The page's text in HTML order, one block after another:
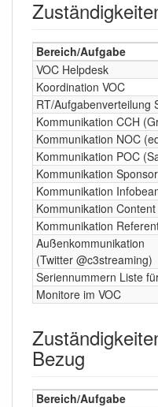
Bereich/Aufgabe
VOC Helpdesk
Koordination VOC
RT/Aufgabenverteilung
Kommunikation CCH
Kommunikation NOC
Kommunikation POC
Kommunikation
Kommunikation
Kommunikation Content
Kommunikation
Außenkommunikation
(Twitter @c3streaming)
Seriennummern Liste
Monitore im VOC
Bezug
Bereich/Aufgabe